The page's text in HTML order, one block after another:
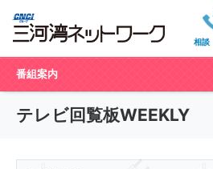
相談
番組案内
テレビ回覧板WEEKLY